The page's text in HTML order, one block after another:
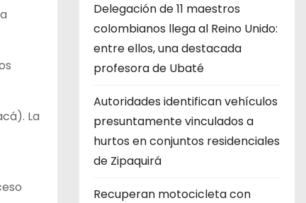
La
Delegación de 11 maestros
colombianos llega al Reino Unido:
entre ellos, una destacada
profesora de Ubaté
Autoridades identifican vehículos
presuntamente vinculados a
hurtos en conjuntos residenciales
de Zipaquirá
Recuperan motocicleta con